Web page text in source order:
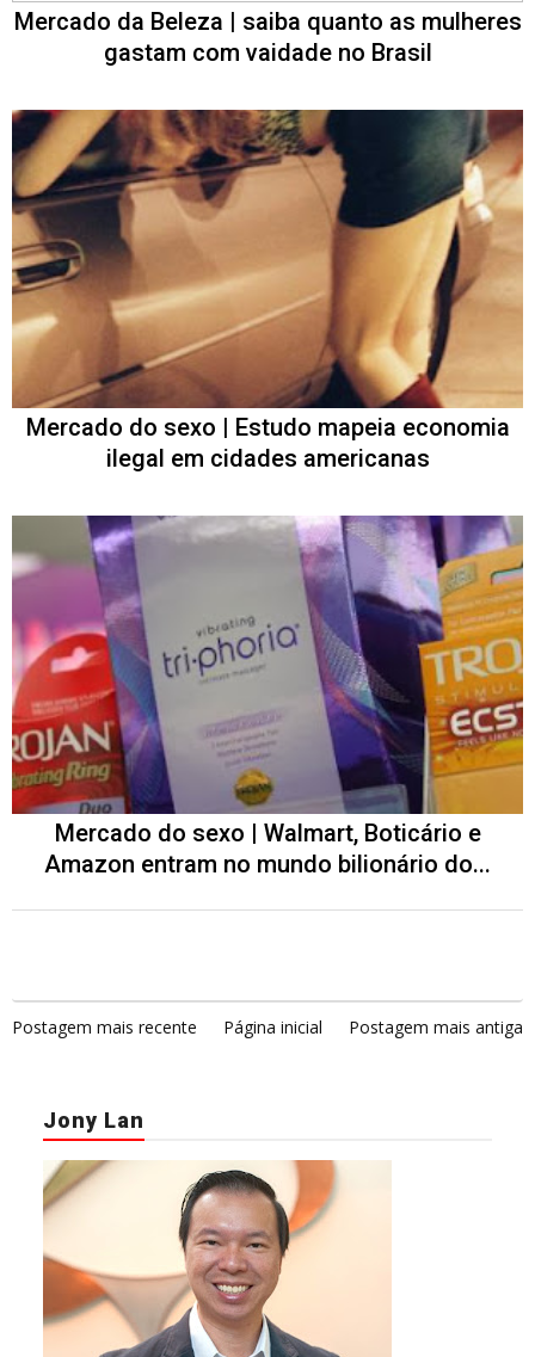
Mercado da Beleza | saiba quanto as mulheres
gastam com vaidade no Brasil
Mercado do sexo | Estudo mapeia economia
ilegal em cidades americanas
Mercado do sexo | Walmart, Boticário e
Amazon entram no mundo bilionário do...
Postagem mais recente Página inicial Postagem mais antiga
Jony Lan